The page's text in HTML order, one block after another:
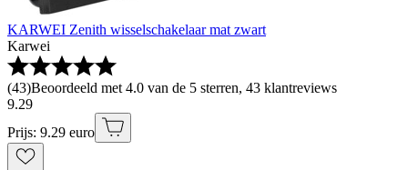
KARWEI Zenith wisselschakelaar mat zwart
Karwei
(43)Beoordeeld met 4.0 van de 5 sterren, 43 klantreviews
9.29
Prijs: 9.29 euro